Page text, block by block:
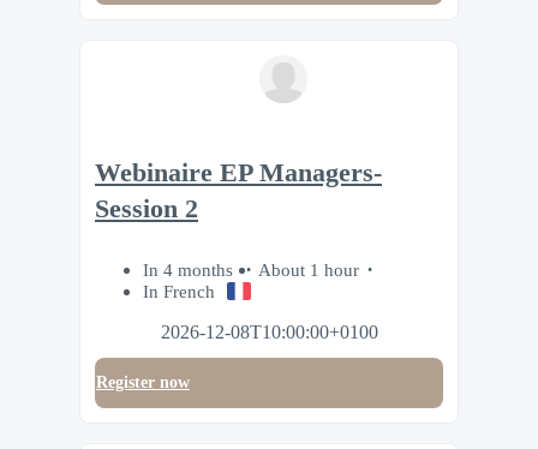
Webinaire EP Managers-
Session 2
In 4 months
About 1 hour
In French
2026-12-08T10:00:00+0100
Register now